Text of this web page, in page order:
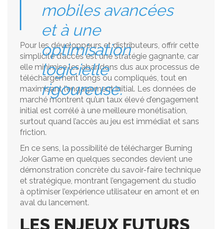
mobiles avancées
et à une
optimisation
logicielle
rigoureuse.
Pour les développeurs et distributeurs, offrir cette
simplicité d’accès est une stratégie gagnante, car
elle minimise les abandons dus aux processus de
téléchargement longs ou compliqués, tout en
maximisant l’engagement initial. Les données de
marché montrent qu’un taux élevé d’engagement
initial est corrélé à une meilleure monétisation,
surtout quand l’accès au jeu est immédiat et sans
friction.
En ce sens, la possibilité de télécharger Burning
Joker Game en quelques secondes devient une
démonstration concrète du savoir-faire technique
et stratégique, montrant l’engagement du studio
à optimiser l’expérience utilisateur en amont et en
aval du lancement.
LES ENJEUX FUTURS